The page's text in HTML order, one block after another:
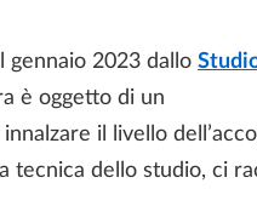
gennaio 2023 dallo
è oggetto di un
il livello
tecnica dello studio, ci